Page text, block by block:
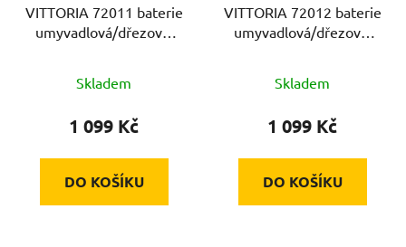
VITTORIA 72011 baterie
umyvadlová/dřezová,
Skladem
1 099 Kč
DO KOŠÍKU
VITTORIA 72012 baterie
umyvadlová/dřezová,
Skladem
1 099 Kč
DO KOŠÍKU